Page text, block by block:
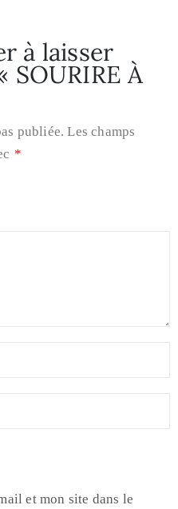
à laisser
SOURIRE À
publiée. Les champs
*
et mon site dans le